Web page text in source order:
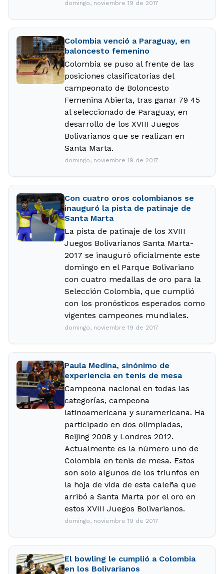
domingo, noviembre 19 de 2017
Colombia venció a Paraguay, en
baloncesto femenino
Colombia se puso al frente de las
posiciones clasificatorias del
campeonato de Boloncesto
Femenina Abierta, tras ganar 79 45
al seleccionado de Paraguay, en
desarrollo de los XVIII Juegos
Bolivarianos que se realizan en
Santa Marta.
domingo, noviembre 19 de 2017
Con cuatro oros colombianos se
inauguró la pista de patinaje de
Santa Marta
La pista de patinaje de los XVIII
Juegos Bolivarianos Santa Marta-
2017 se inauguró oficialmente este
domingo en el Parque Bolivariano
con cuatro medallas de oro para la
Selección Colombia, que cumplió
con los pronósticos esperados como
vigentes campeones mundiales.
domingo, noviembre 19 de 2017
Paula Medina, sinónimo de
experiencia en tenis de mesa
Campeona nacional en todas las
categorías, campeona
latinoamericana y suramericana. Ha
participado en dos olimpiadas,
Beijing 2008 y Londres 2012.
Actualmente es la número uno de
Colombia en tenis de mesa. Estos
son solo algunos de los triunfos en
la hoja de vida de esta caleña que
arribó a Santa Marta por el oro en
estos XVIII Juegos Bolivarianos.
domingo, noviembre 19 de 2017
El bowling le cumplió a Colombia
en los Bolivarianos